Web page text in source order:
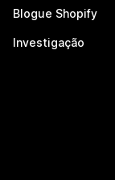
Blogue Shopify
Investigação